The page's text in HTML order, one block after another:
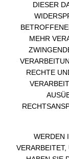
DIESER
MEHR
RECHTE
WERDEN